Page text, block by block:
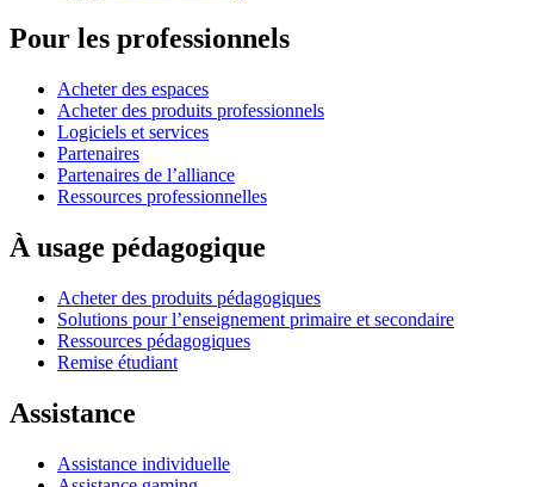
Pour les professionnels
Acheter des espaces
Acheter des produits professionnels
Logiciels et services
Partenaires
Partenaires de l’alliance
Ressources professionnelles
À usage pédagogique
Acheter des produits pédagogiques
Solutions pour l’enseignement primaire et secondaire
Ressources pédagogiques
Remise étudiant
Assistance
Assistance individuelle